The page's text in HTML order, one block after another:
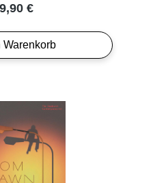
Preis:
€
Warenkorb